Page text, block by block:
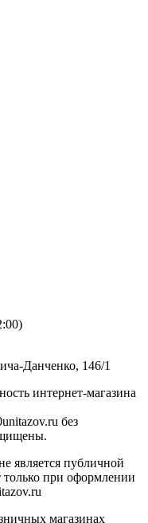
Данченко, 146/1
интернет-магазина
без
является публичной
при оформлении
магазинах